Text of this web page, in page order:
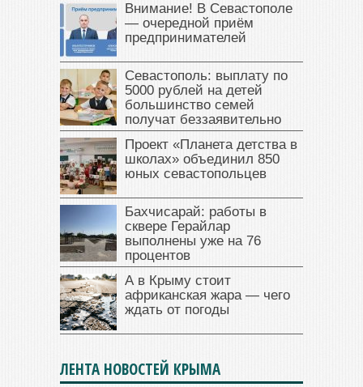
Внимание! В Севастополе
— очередной приём
предпринимателей
Севастополь: выплату по
5000 рублей на детей
большинство семей
получат беззаявительно
Проект «Планета детства в
школах» объединил 850
юных севастопольцев
Бахчисарай: работы в
сквере Герайлар
выполнены уже на 76
процентов
А в Крыму стоит
африканская жара — чего
ждать от погоды
ЛЕНТА НОВОСТЕЙ КРЫМА